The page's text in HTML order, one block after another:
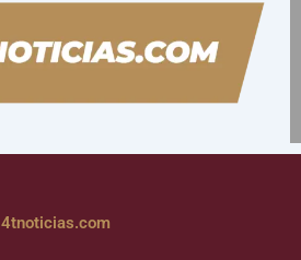
4tnoticias.com